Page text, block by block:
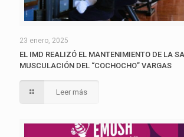
23 enero, 2025
EL IMD REALIZÓ EL MANTENIMIENTO DE LA
MUSCULACIÓN DEL “COCHOCHO” VARGAS
Leer más